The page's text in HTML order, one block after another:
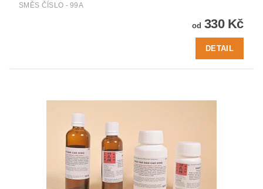
SMĚS ČÍSLO - 99A
od 330 Kč
DETAIL